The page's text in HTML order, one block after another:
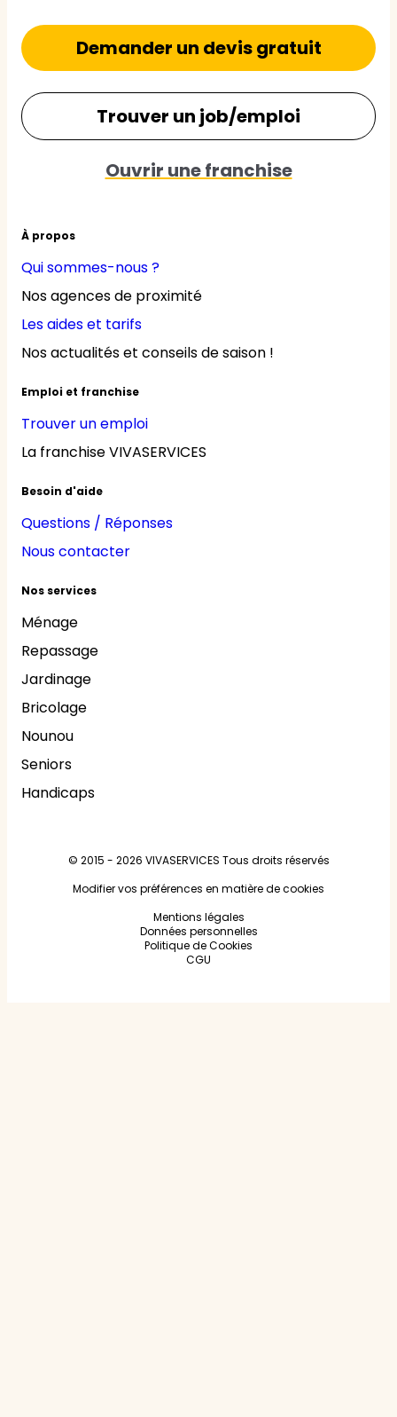
À propos
Qui sommes-nous ?
Nos agences de proximité
Les aides et tarifs
Nos actualités et conseils de saison !
Emploi et franchise
Trouver un emploi
La franchise VIVASERVICES
Besoin d'aide
Questions / Réponses
Nous contacter
Nos services
Ménage
Repassage
Jardinage
Bricolage
Nounou
Seniors
Handicaps
Demander un devis gratuit
Trouver un job/emploi
Ouvrir une franchise
© 2015 - 2026 VIVASERVICES Tous droits réservés
Modifier vos préférences en matière de cookies
Mentions légales
Données personnelles
Politique de Cookies
CGU